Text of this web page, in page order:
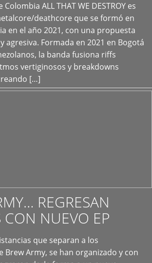
ALL THAT WE DESTROY es
deathcore que se formó en
en el año 2021, con una propuesta
agresiva. Formada en 2021 en Bogotá
la banda fusiona riffs
vertiginosos y breakdowns
[…]
+
REGRESAN
CON NUEVO EP
que separan a los
Brew Army, se han organizado y con